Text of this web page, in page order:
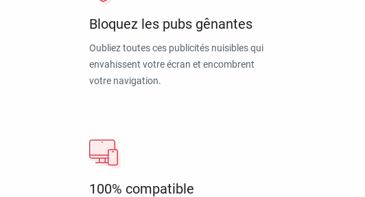
Bloquez les pubs gênantes
Oubliez toutes ces publicités nuisibles qui
envahissent votre écran et encombrent
votre navigation.
100% compatible